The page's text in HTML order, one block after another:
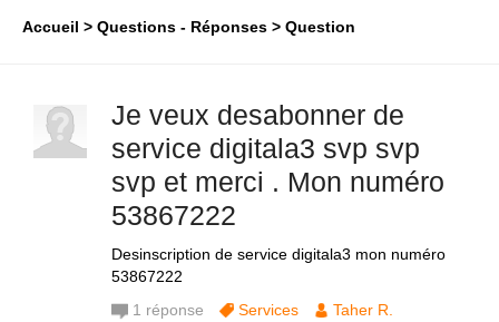
Accueil Questions - Réponses Question
Je veux desabonner de
service digitala3 svp svp
svp et merci . Mon numéro
53867222
Desinscription de service digitala3 mon numéro
53867222
1 réponse Services
Taher R.